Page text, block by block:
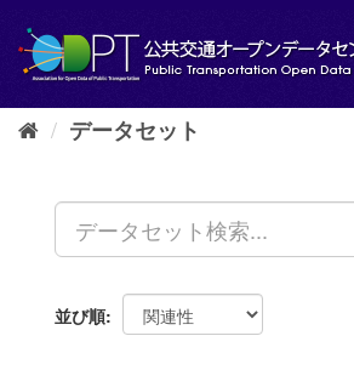
し
データセット
並び順